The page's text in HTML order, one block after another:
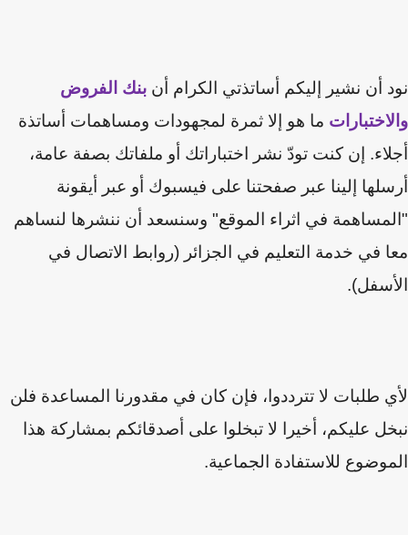
أن نشير إليكم أساتذتي الكرام أن بنك الفروض
ما هو إلا ثمرة لمجهودات ومساهمات أساتذة
إن كنت تودّ نشر اختباراتك أو ملفاتك بصفة عامة،
إلينا عبر صفحتنا على فيسبوك أو عبر أيقونة
في اثراء الموقع" وسنسعد أن ننشرها لنساهم
في خدمة التعليم في الجزائر (روابط الاتصال في
طلبات لا تترددوا، فإن كان في مقدورنا المساعدة فلن
عليكم،أخيرا لا تبخلوا على أصدقائكم بمشاركة هذا
للاستفادة الجماعية.